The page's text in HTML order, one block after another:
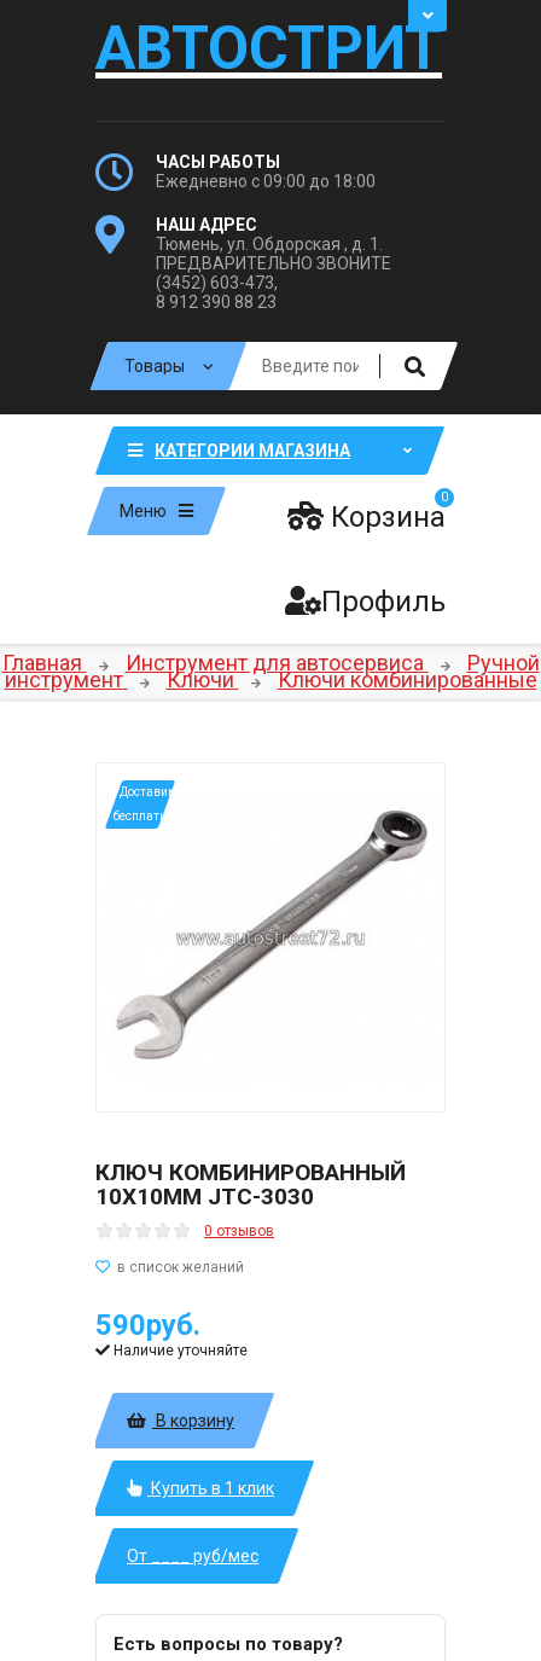
АВТОСТРИТ
ЧАСЫ РАБОТЫ
Ежедневно с 09:00 до 18:00
НАШ АДРЕС
Тюмень, ул. Обдорская , д. 1.
ПРЕДВАРИТЕЛЬНО ЗВОНИТЕ
(3452) 603-473,
8 912 390 88 23
КАТЕГОРИИ МАГАЗИНА
Меню Корзина
0
Профиль
Главная Инструмент для автосервиса Ручной
инструмент Ключи Ключи комбинированные
*Доставим
бесплатно
КЛЮЧ КОМБИНИРОВАННЫЙ
10Х10ММ JTC-3030
0 отзывов
590руб.
Наличие уточняйте
В корзину
Купить в 1 клик
От ____ руб/мес
Есть вопросы по товару?